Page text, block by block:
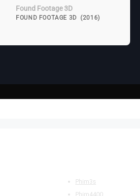
Found Footage 3D
FOUND FOOTAGE 3D (2016)